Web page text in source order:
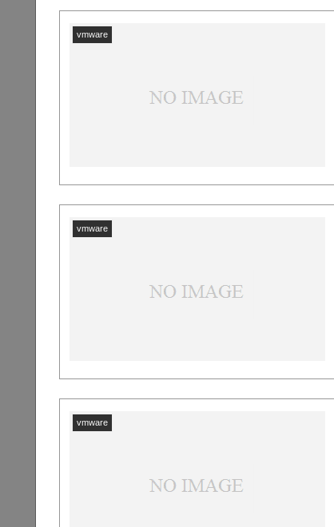
vmware
vmware
vmware